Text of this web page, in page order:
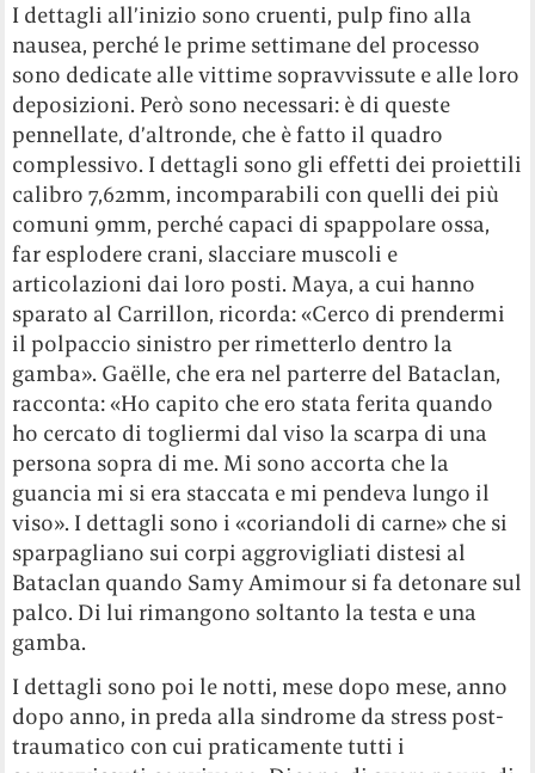
I dettagli all’inizio sono cruenti, pulp fino alla
nausea, perché le prime settimane del processo
sono dedicate alle vittime sopravvissute e alle loro
deposizioni. Però sono necessari: è di queste
pennellate, d’altronde, che è fatto il quadro
complessivo. I dettagli sono gli effetti dei proiettili
calibro 7,62mm, incomparabili con quelli dei più
comuni 9mm, perché capaci di spappolare ossa,
far esplodere crani, slacciare muscoli e
articolazioni dai loro posti. Maya, a cui hanno
sparato al Carrillon, ricorda: «Cerco di prendermi
il polpaccio sinistro per rimetterlo dentro la
gamba». Gaëlle, che era nel parterre del Bataclan,
racconta: «Ho capito che ero stata ferita quando
ho cercato di togliermi dal viso la scarpa di una
persona sopra di me. Mi sono accorta che la
guancia mi si era staccata e mi pendeva lungo il
viso». I dettagli sono i «coriandoli di carne» che si
sparpagliano sui corpi aggrovigliati distesi al
Bataclan quando Samy Amimour si fa detonare sul
palco. Di lui rimangono soltanto la testa e una
gamba.
I dettagli sono poi le notti, mese dopo mese, anno
dopo anno, in preda alla sindrome da stress post-
traumatico con cui praticamente tutti i